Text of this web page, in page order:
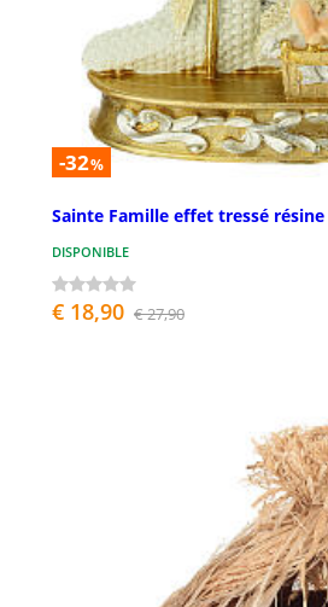
-32%
Sainte Famille effet tressé résine
DISPONIBLE
€ 18,90 € 27,90